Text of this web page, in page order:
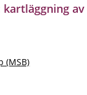
kartläggning av
(MSB)